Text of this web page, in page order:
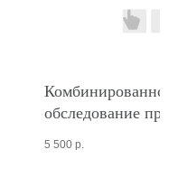
Комбинированное
обследование при
5 500 р.